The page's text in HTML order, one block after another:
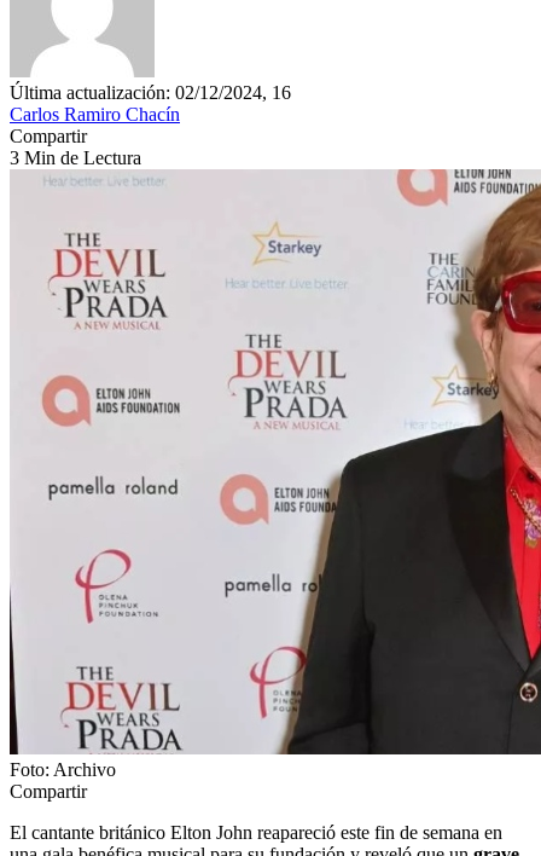
Última actualización: 02/12/2024, 16
Carlos Ramiro Chacín
Compartir
3 Min de Lectura
Foto: Archivo
Compartir
El cantante británico Elton John reapareció este fin de semana en